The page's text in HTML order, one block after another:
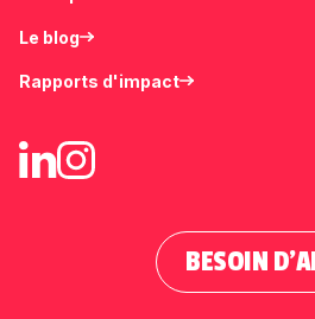
Le blog
Rapports d'impact
BESOIN